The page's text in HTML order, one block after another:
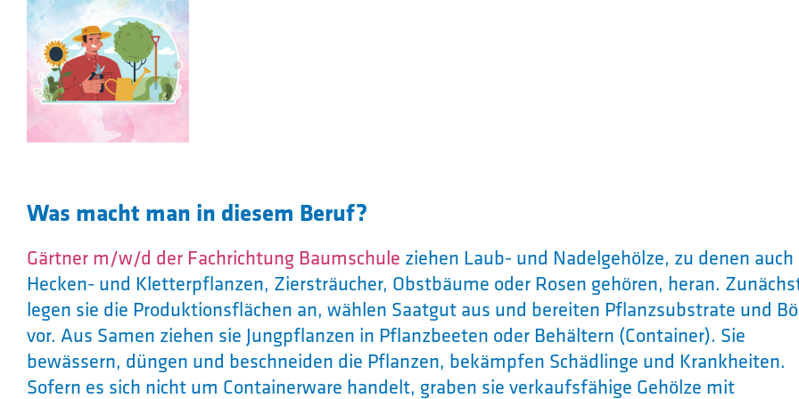
Was macht man in diesem Beruf?
Gärtner m/w/d der Fachrichtung Baumschule ziehen Laub- und Nadelgehölze, zu denen auch
Hecken- und Kletterpflanzen, Ziersträucher, Obstbäume oder Rosen gehören, heran.
legen sie die Produktionsflächen an, wählen Saatgut aus und bereiten Pflanzsubstrate und
vor. Aus Samen ziehen sie Jungpflanzen in Pflanzbeeten oder Behältern (Container). Sie
bewässern, düngen und beschneiden die Pflanzen, bekämpfen Schädlinge und Krankheiten.
Sofern es sich nicht um Containerware handelt, graben sie verkaufsfähige Gehölze mit